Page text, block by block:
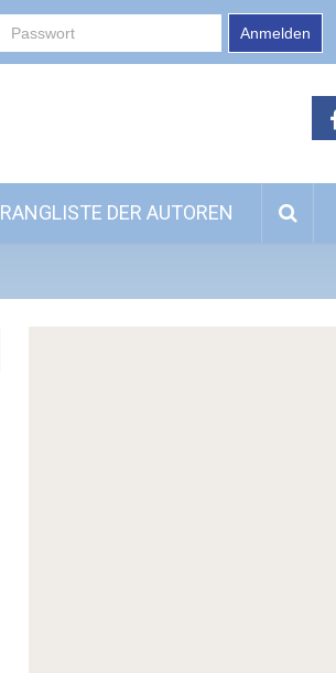
Anmelden
RANGLISTE DER AUTOREN